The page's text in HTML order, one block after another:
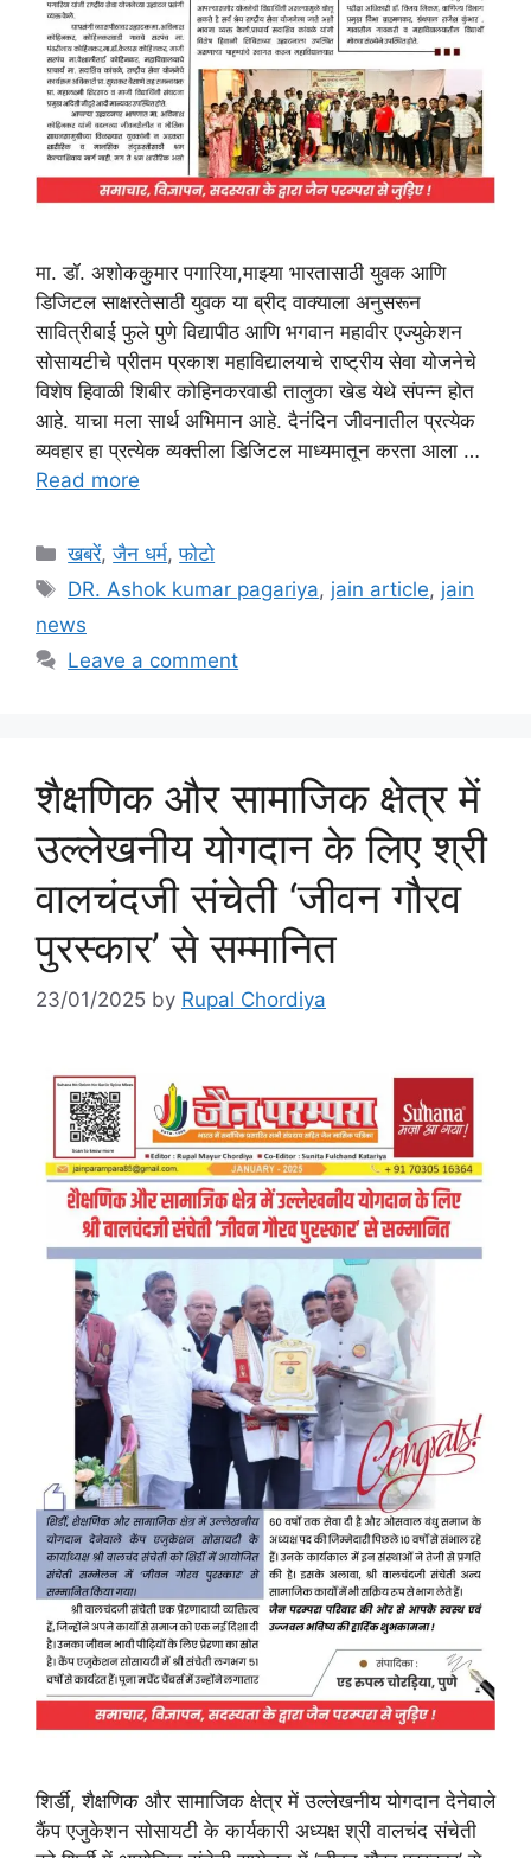
मा. डॉ. अशोककुमार पगारिया,माझ्या भारतासाठी युवक आणि
डिजिटल साक्षरतेसाठी युवक या ब्रीद वाक्याला अनुसरून
सावित्रीबाई फुले पुणे विद्यापीठ आणि भगवान महावीर एज्युकेशन
सोसायटीचे प्रीतम प्रकाश महाविद्यालयाचे राष्ट्रीय सेवा योजनेचे
विशेष हिवाळी शिबीर कोहिनकरवाडी तालुका खेड येथे संपन्न होत
आहे. याचा मला सार्थ अभिमान आहे. दैनंदिन जीवनातील प्रत्येक
व्यवहार हा प्रत्येक व्यक्तीला डिजिटल माध्यमातून करता आला …
Read more
Categories
खबरें,जैन धर्म,फोटो
Tags
DR. Ashok kumar pagariya, jain article, jain
news
Leave a comment
शैक्षणिक और सामाजिक क्षेत्र में
उल्लेखनीय योगदान के लिए श्री
वालचंदजी संचेती ‘जीवन गौरव
पुरस्कार’ से सम्मानित
23/01/2025 by Rupal Chordiya
शिर्डी, शैक्षणिक और सामाजिक क्षेत्र में उल्लेखनीय योगदान देनेवाले
कैंप एजुकेशन सोसायटी के कार्यकारी अध्यक्ष श्री वालचंद संचेती